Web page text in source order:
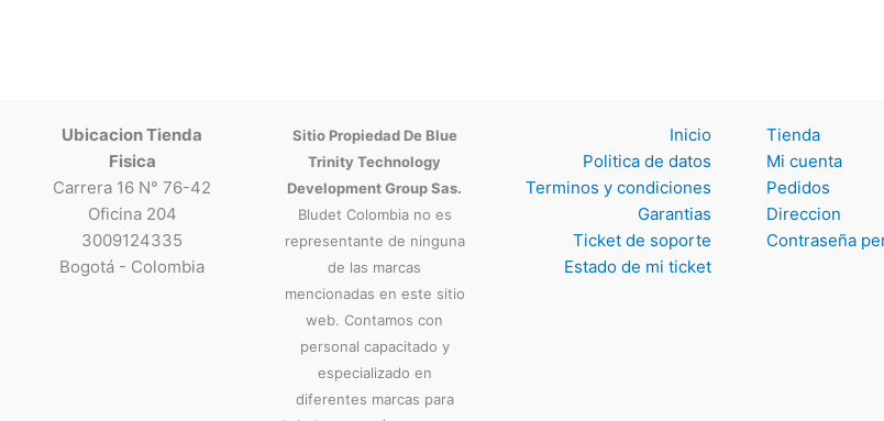
Ubicacion Tienda
Fisica
Carrera 16 N° 76-42
Oficina 204
3009124335
Bogotá - Colombia
Sitio Propiedad De Blue
Trinity Technology
Development Group Sas.
Bludet Colombia no es
representante de ninguna
de las marcas
mencionadas en este sitio
web. Contamos con
personal capacitado y
especializado en
diferentes marcas para
Inicio
Politica de datos
Terminos y
condiciones
Garantias
Ticket de soporte
Tienda
Mi cuenta
Pedidos
Direccion
Contraseña